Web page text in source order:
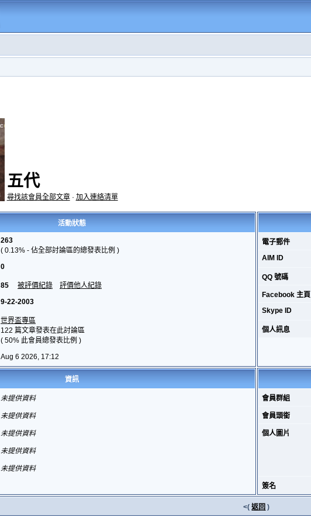
五代
尋找該會員全部文章· 加入連絡清單
活動狀態
263
( 0.13% - 佔全部討論區的總發表比例 )
0
85 被評價紀錄 評價他人紀錄
9-22-2003
世界盃專區
122 篇文章發表在此討論區
( 50% 此會員總發表比例 )
Aug 6 2026, 17:12
電子郵件
AIM ID
QQ 號碼
Facebook 主頁
Skype ID
個人訊息
資訊
未提供資料
未提供資料
未提供資料
未提供資料
未提供資料
會員群組
會員頭銜
個人圖片
簽名
<(返回 )